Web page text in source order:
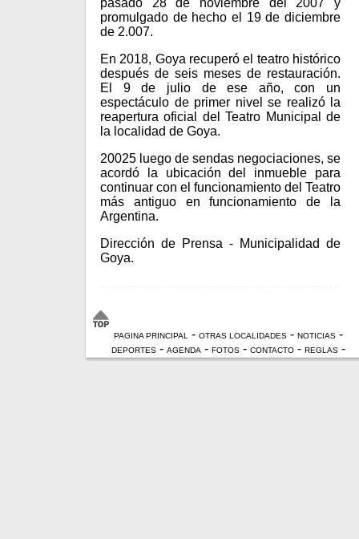
pasado 28 de noviembre del 2007 y
promulgado de hecho el 19 de diciembre
de 2.007.
En 2018, Goya recuperó el teatro histórico
después de seis meses de restauración.
El 9 de julio de ese año, con un
espectáculo de primer nivel se realizó la
reapertura oficial del Teatro Municipal de
la localidad de Goya.
20025 luego de sendas negociaciones, se
acordó la ubicación del inmueble para
continuar con el funcionamiento del Teatro
más antiguo en funcionamiento de la
Argentina.
Dirección de Prensa - Municipalidad de
Goya.
PAGINA PRINCIPAL - OTRAS LOCALIDADES - NOTICIAS -
DEPORTES - AGENDA - FOTOS - CONTACTO - REGLAS -